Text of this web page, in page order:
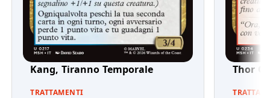
Kang, Tiranno Temporale
TRATTAMENTI
Thor